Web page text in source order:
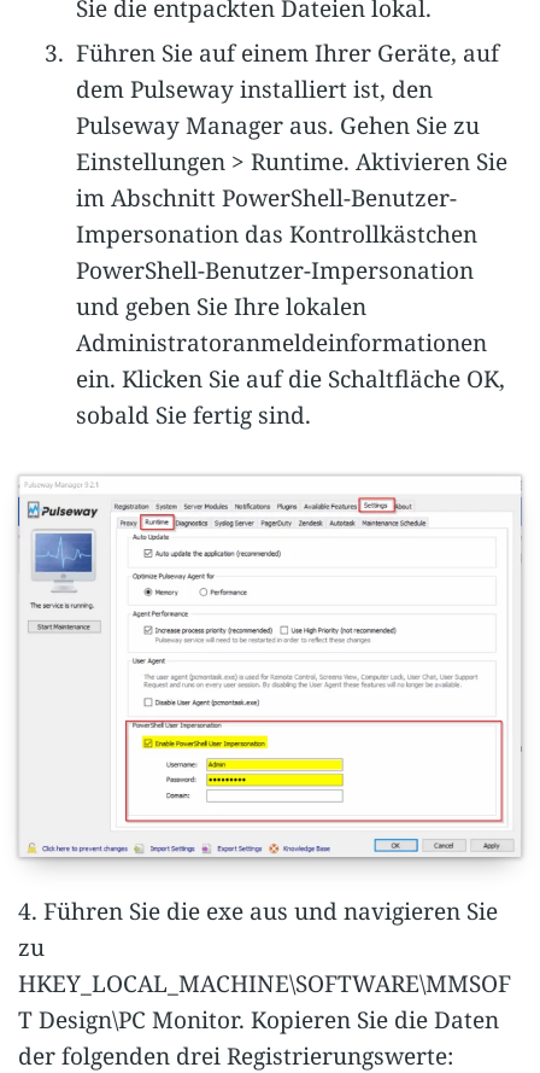
Sie die entpackten Dateien lokal.
Führen Sie auf einem Ihrer Geräte, auf
dem Pulseway installiert ist, den
Pulseway Manager aus. Gehen Sie zu
Einstellungen > Runtime. Aktivieren Sie
im Abschnitt PowerShell-Benutzer-
Impersonation das Kontrollkästchen
PowerShell-Benutzer-Impersonation
und geben Sie Ihre lokalen
Administratoranmeldeinformationen
ein. Klicken Sie auf die Schaltfläche OK,
sobald Sie fertig sind.
4. Führen Sie die exe aus und navigieren Sie
zu
HKEY_LOCAL_MACHINE\SOFTWARE\MMSOF
T Design\PC Monitor. Kopieren Sie die Daten
der folgenden drei Registrierungswerte: